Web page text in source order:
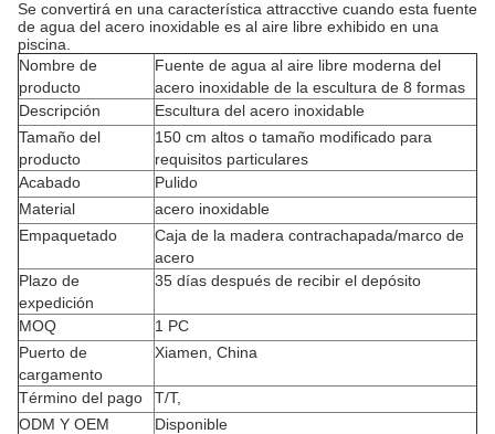
Se convertirá en una característica attracctive cuando esta fuente
de agua del acero inoxidable es al aire libre exhibido en una
piscina.
Nombre de
producto
Fuente de agua al aire libre moderna del
acero inoxidable de la escultura de 8 formas
Descripción
Escultura del acero inoxidable
Tamaño del
producto
150 cm altos o tamaño modificado para
requisitos particulares
Acabado
Pulido
Material
acero inoxidable
Empaquetado
Caja de la madera contrachapada/marco de
acero
Plazo de
expedición
35 días después de recibir el depósito
MOQ
1 PC
Puerto de
cargamento
Xiamen, China
Término del pago
T/T,
ODM Y OEM
Disponible